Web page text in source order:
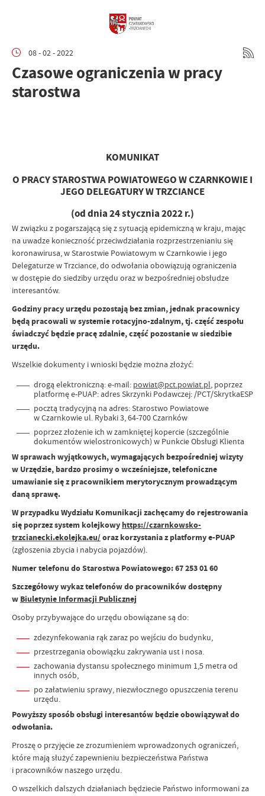
08 - 02 - 2022
Czasowe ograniczenia w pracy
starostwa
KOMUNIKAT
O PRACY STAROSTWA POWIATOWEGO W CZARNKOWIE I
JEGO DELEGATURY W TRZCIANCE
(od dnia 24 stycznia 2022 r.)
W związku z pogarszającą się z sytuacją epidemiczną w kraju, mając
na uwadze konieczność przeciwdziałania rozprzestrzenianiu się
koronawirusa, w Starostwie Powiatowym w Czarnkowie i jego
Delegaturze w Trzciance, do odwołania obowiązują ograniczenia
w dostępie do siedziby urzędu oraz w bezpośredniej obsłudze
interesantów.
Godziny pracy urzędu pozostają bez zmian, jednak pracownicy
będą pracowali w systemie rotacyjno-zdalnym, tj. część zespołu
świadczyć będzie pracę zdalnie, część pozostanie w siedzibie
urzędu.
Wszelkie dokumenty i wnioski będzie można złożyć:
drogą elektroniczną: e-mail: powiat@pct.powiat.pl, poprzez
platformę e-PUAP: adres Skrzynki Podawczej: /PCT/SkrytkaESP
pocztą tradycyjną na adres: Starostwo Powiatowe
w Czarnkowie ul. Rybaki 3, 64-700 Czarnków
poprzez złożenie ich w zamkniętej kopercie (szczególnie
dokumentów wielostronicowych) w Punkcie Obsługi Klienta
W sprawach wyjątkowych, wymagających bezpośredniej wizyty
w Urzędzie, bardzo prosimy o wcześniejsze, telefoniczne
umawianie się z pracownikiem merytorycznym prowadzącym
daną sprawę.
W przypadku Wydziału Komunikacji zachęcamy do rejestrowania
się poprzez system kolejkowy https://czarnkowsko-
trzcianecki.ekolejka.eu/oraz korzystania z platformy e-PUAP
(zgłoszenia zbycia i nabycia pojazdów).
Numer telefonu do Starostwa Powiatowego: 67 253 01 60
Szczegółowy wykaz telefonów do pracowników dostępny
w Biuletynie Informacji Publicznej
Osoby przybywające do urzędu obowiązane są do:
zdezynfekowania rąk zaraz po wejściu do budynku,
przestrzegania obowiązku zakrywania ust i nosa.
zachowania dystansu społecznego minimum 1,5 metra od
innych osób,
po załatwieniu sprawy, niezwłocznego opuszczenia terenu
urzędu.
Powyższy sposób obsługi interesantów będzie obowiązywał do
odwołania.
Proszę o przyjęcie ze zrozumieniem wprowadzonych ograniczeń,
które mają służyć zapewnieniu bezpieczeństwa Państwa
i pracowników naszego urzędu.
O wszelkich dalszych działaniach będziecie Państwo informowani za